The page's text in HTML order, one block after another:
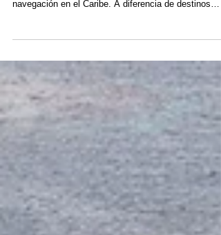
Yacht Charter en San Blas?
No, y precisamente por eso este destino sigue
navegación en el Caribe. A diferencia de destinos
como las Islas Vírgenes Británicas, Martinica o las
Bahamas, el archipiélago de San Blas permanece
intacto por las grandes empresas de alquiler de yates
como Dream Yacht Charter , Sunsail o The Moorings.
¿Por qué? Porque San Blas se rige por sus propias
reglas, moldeadas por una estructura cultural y
territorial única a la que l